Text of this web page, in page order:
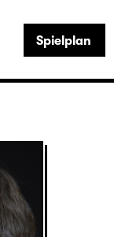
Spielplan